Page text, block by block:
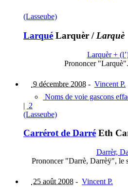
(Lasseube)
Larqué Larquèr / Larquè
Larquèr +
Prononcer
9 décembre 2008 - Vincent P.
Noms de voie gascons
| 2
(Lasseube)
Carrérot de Darré Eth
Darrèr,
Prononcer "Darrè, Darrèÿ", le
25 août 2008 - Vincent P.